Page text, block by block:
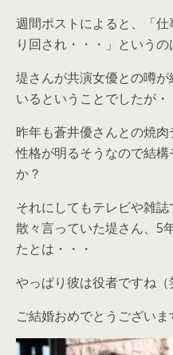
週間ポストによると、「
り回され・・・」というの
堤さんが共演女優との噂
いるということでしたが・
昨年も蒼井優さんとの焼肉
性格が明るそうなので結
か？
それにしてもテレビや雑
散々言っていた堤さん、5
たとは・・・
やっぱり彼は役者ですね（
ご結婚おめでとうございま